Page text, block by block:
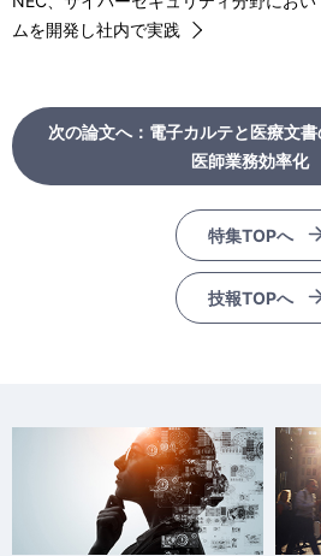
ムを開発し社内で実践
次の論文へ：電子カルテと医療文
医師業務効率化
特集TOPへ
技報TOPへ